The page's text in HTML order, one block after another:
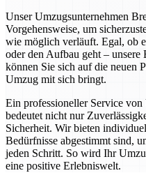
Unser Umzugsunternehmen
Vorgehensweise, um
wie möglich verläuft. Egal, ob
oder den Aufbau geht –
können Sie sich auf die neuen
Umzug mit sich bringt.
Ein professioneller Service
bedeutet nicht nur
Sicherheit. Wir bieten
Bedürfnisse abgestimmt sind,
jeden Schritt. So wird Ihr
eine positive Erlebniswelt.